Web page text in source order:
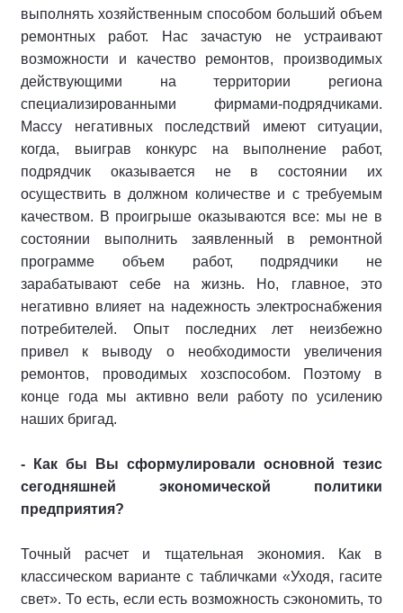
выполнять хозяйственным способом больший объем
ремонтных работ. Нас зачастую не устраивают
возможности и качество ремонтов, производимых
действующими на территории региона
специализированными фирмами-подрядчиками.
Массу негативных последствий имеют ситуации,
когда, выиграв конкурс на выполнение работ,
подрядчик оказывается не в состоянии их
осуществить в должном количестве и с требуемым
качеством. В проигрыше оказываются все: мы не в
состоянии выполнить заявленный в ремонтной
программе объем работ, подрядчики не
зарабатывают себе на жизнь. Но, главное, это
негативно влияет на надежность электроснабжения
потребителей. Опыт последних лет неизбежно
привел к выводу о необходимости увеличения
ремонтов, проводимых хозспособом. Поэтому в
конце года мы активно вели работу по усилению
наших бригад.
- Как бы Вы сформулировали основной тезис
сегодняшней экономической политики
предприятия?
Точный расчет и тщательная экономия. Как в
классическом варианте с табличками «Уходя, гасите
свет». То есть, если есть возможность сэкономить, то